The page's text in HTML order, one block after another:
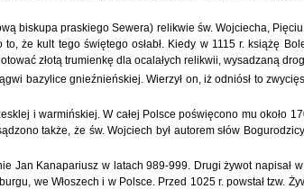
biskupa praskiego Sewera) relikwie św. Wojciecha,
że kult tego świętego osłabł. Kiedy w 1115 r. książę
złotą trumienkę dla ocalałych relikwii, wysadzaną
bazylice gnieźnieńskiej. Wierzył on, iż odniósł to
i warmińskiej. W całej Polsce poświęcono mu około
także, że św. Wojciech był autorem słów
Jan Kanapariusz w latach 989-999. Drugi żywot napisał
we Włoszech i w Polsce. Przed 1025 r. powstał tzw.